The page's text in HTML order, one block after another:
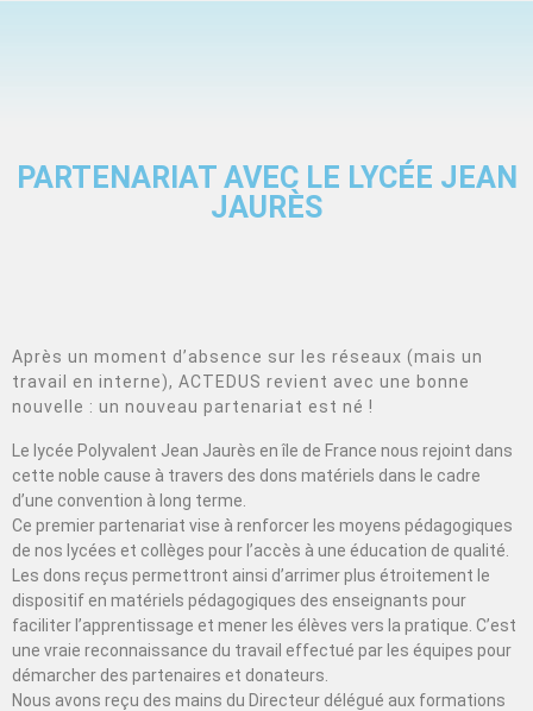
PARTENARIAT AVEC LE LYCÉE JEAN
JAURÈS
Après un moment d’absence sur les réseaux (mais un
travail en interne), ACTEDUS revient avec une bonne
nouvelle : un nouveau partenariat est né !
Le lycée Polyvalent Jean Jaurès en île de France nous rejoint dans
cette noble cause à travers des dons matériels dans le cadre
d’une convention à long terme.
Ce premier partenariat vise à renforcer les moyens pédagogiques
de nos lycées et collèges pour l’accès à une éducation de qualité.
Les dons reçus permettront ainsi d’arrimer plus étroitement le
dispositif en matériels pédagogiques des enseignants pour
faciliter l’apprentissage et mener les élèves vers la pratique. C’est
une vraie reconnaissance du travail effectué par les équipes pour
démarcher des partenaires et donateurs.
Nous avons reçu des mains du Directeur délégué aux formations